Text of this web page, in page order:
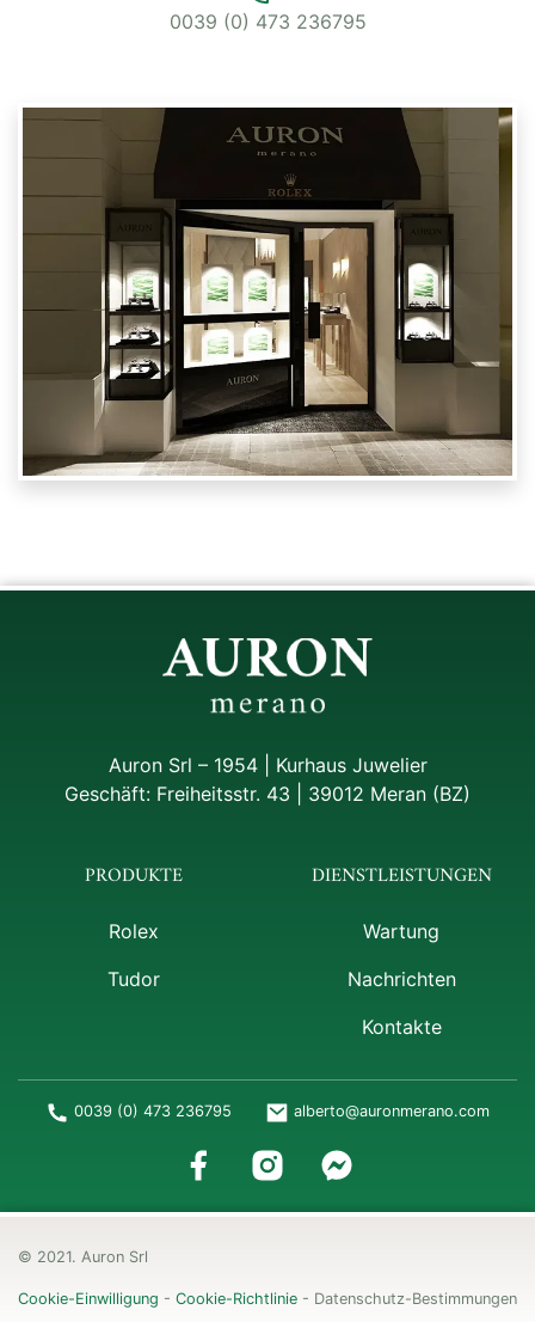
0039 (0) 473 236795
Auron Srl – 1954 | Kurhaus Juwelier
Geschäft: Freiheitsstr. 43 | 39012 Meran (BZ)
PRODUKTE
Rolex
Tudor
DIENSTLEISTUNGEN
Wartung
Nachrichten
Kontakte
0039 (0) 473 236795 alberto@auronmerano.com
© 2021. Auron Srl
Cookie-Einwilligung - Cookie-Richtlinie - Datenschutz-Bestimmungen